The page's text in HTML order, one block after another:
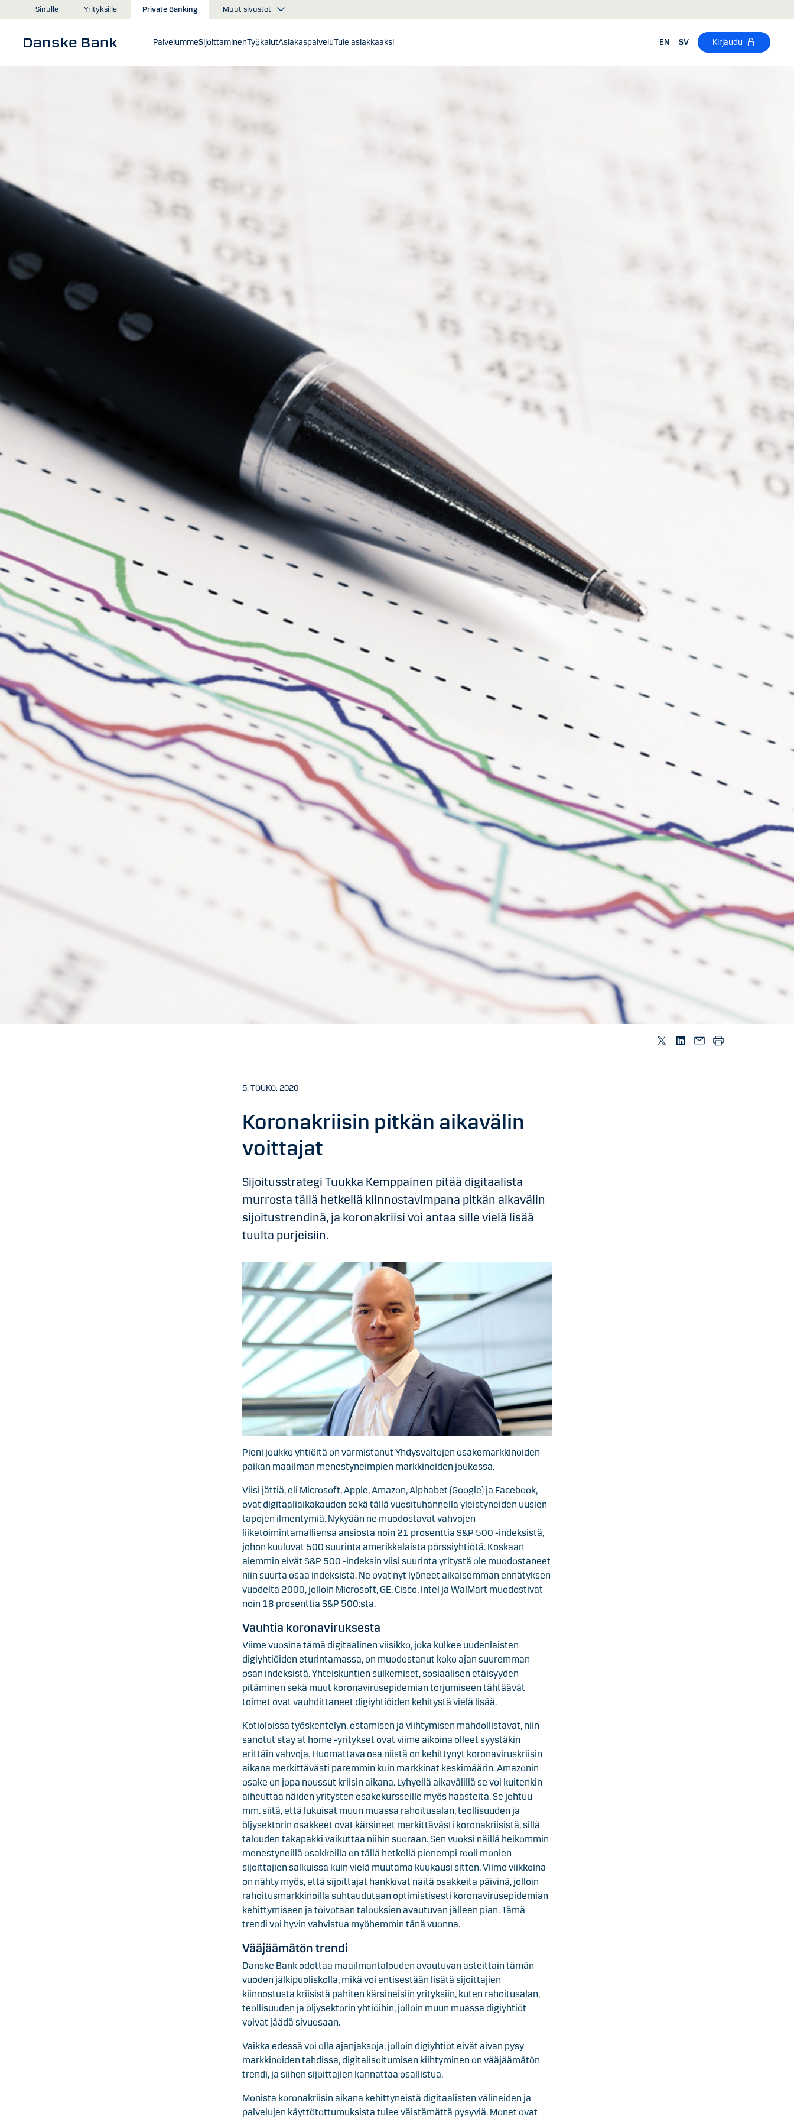
Siirry sisältöön
Sinulle Yrityksille Private Banking Muut sivustot
PalvelummeSijoittaminenTyökalutAsiakaspalveluTule asiakkaaksi EN SV Kirjaudu
5. TOUKO. 2020
Koronakriisin pitkän aikavälin
voittajat
Sijoitusstrategi Tuukka Kemppainen pitää digitaalista
murrosta tällä hetkellä kiinnostavimpana pitkän aikavälin
sijoitustrendinä, ja koronakriisi voi antaa sille vielä lisää
tuulta purjeisiin.
Pieni joukko yhtiöitä on varmistanut Yhdysvaltojen osakemarkkinoiden
paikan maailman menestyneimpien markkinoiden joukossa.
Viisi jättiä, eli Microsoft, Apple, Amazon, Alphabet (Google) ja Facebook,
ovat digitaaliaikakauden sekä tällä vuosituhannella yleistyneiden uusien
tapojen ilmentymiä. Nykyään ne muodostavat vahvojen
liiketoimintamalliensa ansiosta noin 21 prosenttia S&P 500 -indeksistä,
johon kuuluvat 500 suurinta amerikkalaista pörssiyhtiötä. Koskaan
aiemmin eivät S&P 500 -indeksin viisi suurinta yritystä ole muodostaneet
niin suurta osaa indeksistä. Ne ovat nyt lyöneet aikaisemman ennätyksen
vuodelta 2000, jolloin Microsoft, GE, Cisco, Intel ja WalMart muodostivat
noin 18 prosenttia S&P 500:sta.
Vauhtia koronaviruksesta
Viime vuosina tämä digitaalinen viisikko, joka kulkee uudenlaisten
digiyhtiöiden eturintamassa, on muodostanut koko ajan suuremman
osan indeksistä. Yhteiskuntien sulkemiset, sosiaalisen etäisyyden
pitäminen sekä muut koronavirusepidemian torjumiseen tähtäävät
toimet ovat vauhdittaneet digiyhtiöiden kehitystä vielä lisää.
Kotioloissa työskentelyn, ostamisen ja viihtymisen mahdollistavat, niin
sanotut stay at home -yritykset ovat viime aikoina olleet syystäkin
erittäin vahvoja. Huomattava osa niistä on kehittynyt koronaviruskriisin
aikana merkittävästi paremmin kuin markkinat keskimäärin. Amazonin
osake on jopa noussut kriisin aikana. Lyhyellä aikavälillä se voi kuitenkin
aiheuttaa näiden yritysten osakekursseille myös haasteita. Se johtuu
mm. siitä, että lukuisat muun muassa rahoitusalan, teollisuuden ja
öljysektorin osakkeet ovat kärsineet merkittävästi koronakriisistä, sillä
talouden takapakki vaikuttaa niihin suoraan. Sen vuoksi näillä heikommin
menestyneillä osakkeilla on tällä hetkellä pienempi rooli monien
sijoittajien salkuissa kuin vielä muutama kuukausi sitten. Viime viikkoina
on nähty myös, että sijoittajat hankkivat näitä osakkeita päivinä, jolloin
rahoitusmarkkinoilla suhtaudutaan optimistisesti koronavirusepidemian
kehittymiseen ja toivotaan talouksien avautuvan jälleen pian. Tämä
trendi voi hyvin vahvistua myöhemmin tänä vuonna.
Vääjäämätön trendi
Danske Bank odottaa maailmantalouden avautuvan asteittain tämän
vuoden jälkipuoliskolla, mikä voi entisestään lisätä sijoittajien
kiinnostusta kriisistä pahiten kärsineisiin yrityksiin, kuten rahoitusalan,
teollisuuden ja öljysektorin yhtiöihin, jolloin muun muassa digiyhtiöt
voivat jäädä sivuosaan.
Vaikka edessä voi olla ajanjaksoja, jolloin digiyhtiöt eivät aivan pysy
markkinoiden tahdissa, digitalisoitumisen kiihtyminen on vääjäämätön
trendi, ja siihen sijoittajien kannattaa osallistua.
Monista koronakriisin aikana kehittyneistä digitaalisten välineiden ja
palvelujen käyttötottumuksista tulee väistämättä pysyviä. Monet ovat